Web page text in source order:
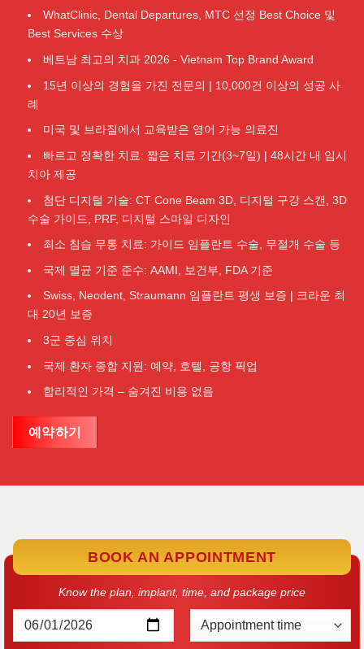
WhatClinic, Dental Departures, MTC 선정 Best Choice 및
Best Services 수상
베트남 최고의 치과 2026 - Vietnam Top Brand Award
15년 이상의 경험을 가진 전문의 | 10,000건 이상의 성공 사
례
미국 및 브라질에서 교육받은 영어 가능 의료진
빠르고 정확한 치료: 짧은 치료 기간(3~7일) | 48시간 내 임시
치아 제공
첨단 디지털 기술: CT Cone Beam 3D, 디지털 구강 스캔, 3D
수술 가이드, PRF, 디지털 스마일 디자인
최소 침습 무통 치료: 가이드 임플란트 수술, 무절개 수술 등
국제 멸균 기준 준수: AAMI, 보건부, FDA 기준
Swiss, Neodent, Straumann 임플란트 평생 보증 | 크라운 최
대 20년 보증
3군 중심 위치
국제 환자 종합 지원: 예약, 호텔, 공항 픽업
합리적인 가격 – 숨겨진 비용 없음
예약하기
BOOK AN APPOINTMENT
Know the plan, implant, time, and package price